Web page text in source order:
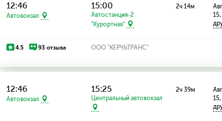
12:46
Автовокзал
15:00
Автостанция-2
"Курортная"
2ч 14м
4.5 93 отзыва ООО "КЕРЧЬТРАНС"
12:46
Автовокзал
15:25
Центральный автовокзал
2ч 39м